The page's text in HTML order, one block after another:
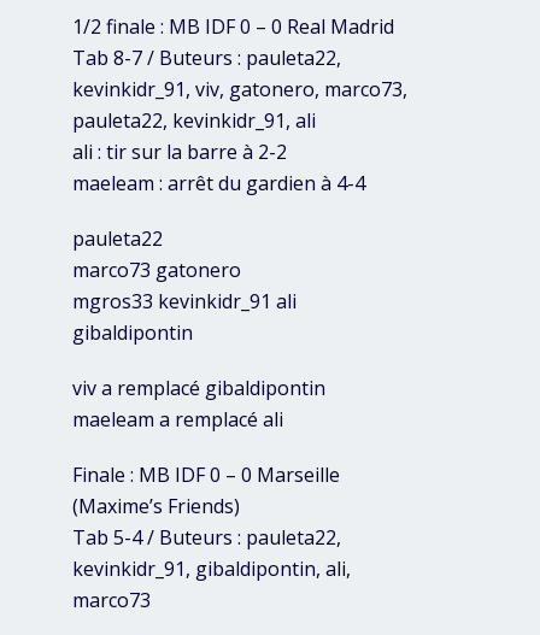
1/2 finale : MB IDF 0 – 0 Real Madrid
Tab 8-7 / Buteurs : pauleta22,
kevinkidr_91, viv, gatonero, marco73,
pauleta22, kevinkidr_91, ali
ali : tir sur la barre à 2-2
maeleam : arrêt du gardien à 4-4
pauleta22
marco73 gatonero
mgros33 kevinkidr_91 ali
gibaldipontin
viv a remplacé gibaldipontin
maeleam a remplacé ali
Finale : MB IDF 0 – 0 Marseille
(Maxime’s Friends)
Tab 5-4 / Buteurs : pauleta22,
kevinkidr_91, gibaldipontin, ali,
marco73